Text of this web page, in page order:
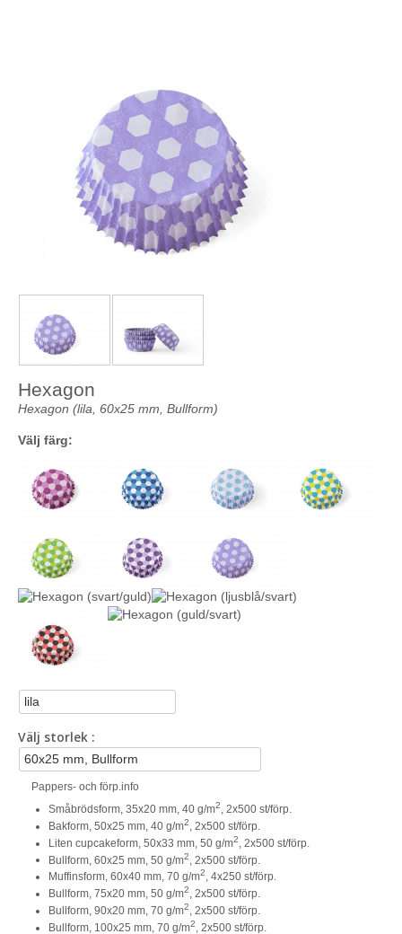
Hexagon
Hexagon (lila, 60x25 mm, Bullform)
Välj färg:
Välj storlek
Pappers- och förp.info
Småbrödsform, 35x20 mm, 40 g/m2
, 2x500 st/förp.
Bakform, 50x25 mm, 40 g/m2
, 2x500 st/förp.
Liten cupcakeform, 50x33 mm, 50 g/m2
, 2x500 st/förp.
Bullform, 60x25 mm, 50 g/m2
, 2x500 st/förp.
Muffinsform, 60x40 mm, 70 g/m2
, 4x250 st/förp.
Bullform, 75x20 mm, 50 g/m2
, 2x500 st/förp.
Bullform, 90x20 mm, 70 g/m2
, 2x500 st/förp.
Bullform, 100x25 mm, 70 g/m2
, 2x500 st/förp.